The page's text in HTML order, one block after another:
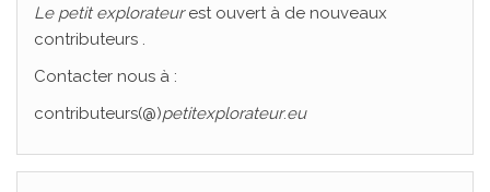
Le petit explorateurest ouvert à de nouveaux
contributeurs .
Contacter nous à :
contributeurs(@)petitexplorateur.eu